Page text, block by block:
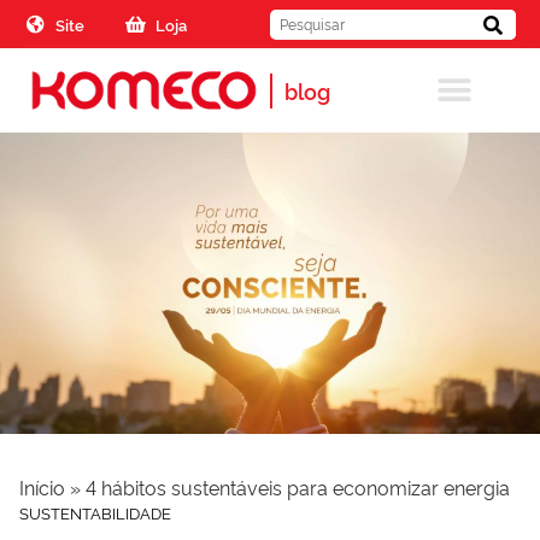
Skip to the content
Site Loja
blog
Início »4 hábitos sustentáveis para economizar energia
SUSTENTABILIDADE